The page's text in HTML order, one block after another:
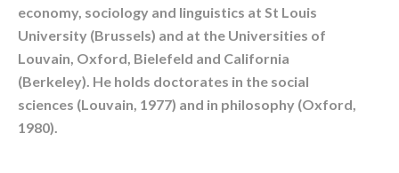
economy, sociology and linguistics at St Louis
University (Brussels) and at the Universities of
Louvain, Oxford, Bielefeld and California
(Berkeley). He holds doctorates in the social
sciences (Louvain, 1977) and in philosophy (Oxford,
1980).